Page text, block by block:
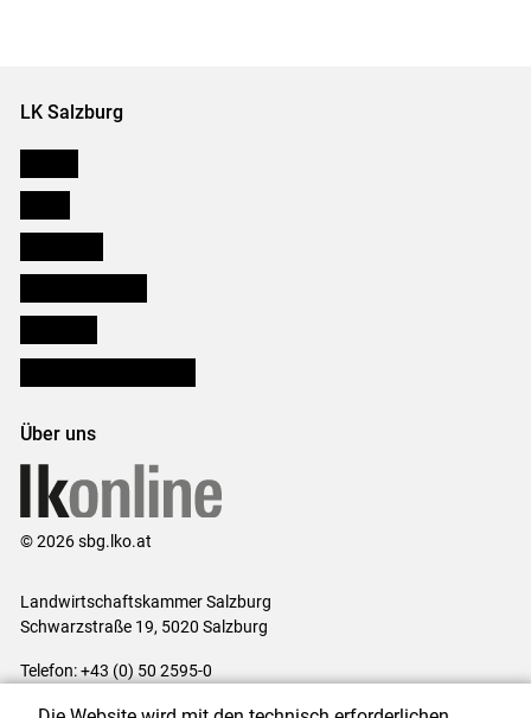
LK Salzburg
Über uns
© 2026 sbg.lko.at
Landwirtschaftskammer Salzburg
Schwarzstraße 19, 5020 Salzburg
Telefon: +43 (0) 50 2595-0